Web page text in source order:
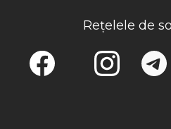
Rețelele de